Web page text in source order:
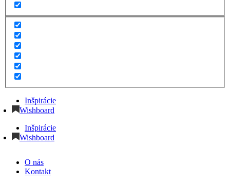
Inšpirácie
Wishboard
Inšpirácie
Wishboard
O nás
Kontakt